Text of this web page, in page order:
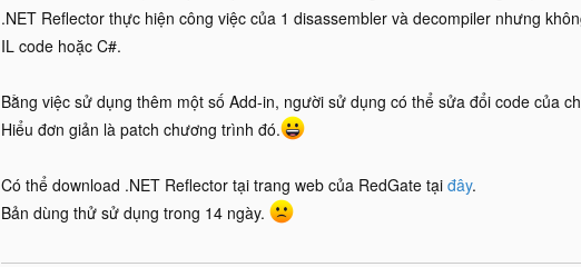
.NET Reflector thực hiện công việc của 1 disassembler và decompiler nhưng
IL code hoặc C#.
Bằng việc sử dụng thêm một số Add-in, người sử dụng có thể sửa đổi code của
Hiểu đơn giản là patch chương trình đó.
Có thể download .NET Reflector tại trang web của RedGate tại đây.
Bản dùng thử sử dụng trong 14 ngày.